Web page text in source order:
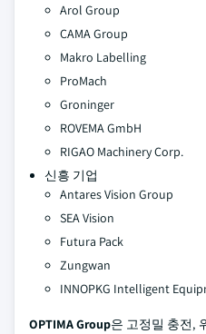
Arol Group
CAMA Group
Makro Labelling
ProMach
Groninger
ROVEMA GmbH
RIGAO Machinery Corp.
신흥 기업
Antares Vision Group
SEA Vision
Futura Pack
Zungwan
INNOPKG Intelligent
OPTIMA Group은 고정밀 충전,